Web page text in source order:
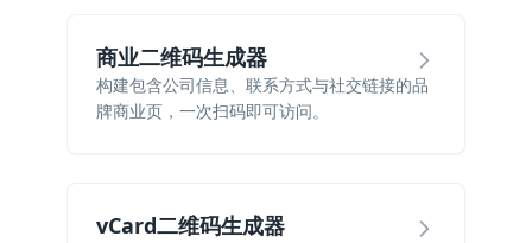
商业二维码生成器
构建包含公司信息、联系方式与社交链接的品
牌商业页，一次扫码即可访问。
vCard二维码生成器